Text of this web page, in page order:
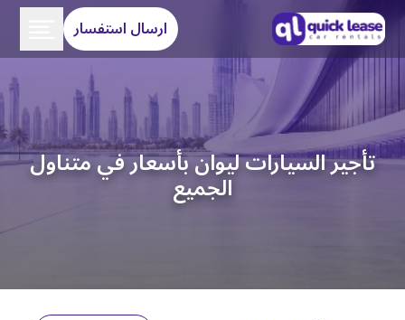
ارسال استفسار
تأجير السيارات ليوان بأسعار في متناول
الجميع